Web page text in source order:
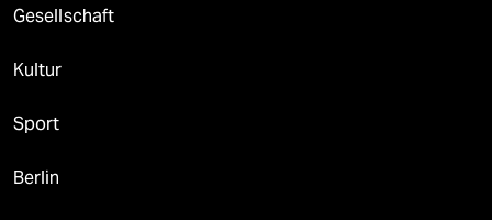
Gesellschaft
Kultur
Sport
Berlin